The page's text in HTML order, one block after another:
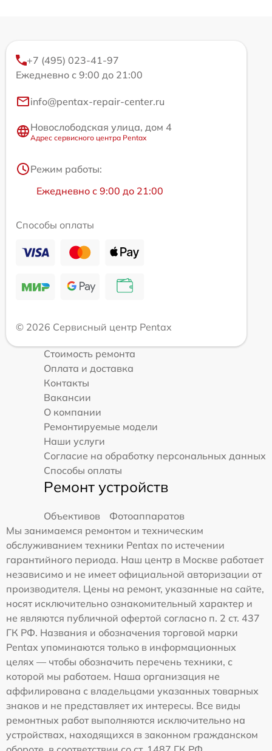
+7 (495) 023-41-97
Ежедневно с 9:00 до 21:00
info@pentax-repair-center.ru
Новослободская улица, дом 4
Адрес сервисного центра Pentax
Режим работы:
Ежедневно с 9:00 до 21:00
Способы оплаты
© 2026 Сервисный центр Pentax
Стоимость ремонта
Оплата и доставка
Контакты
Вакансии
О компании
Ремонтируемые модели
Наши услуги
Согласие на обработку персональных данных
Способы оплаты
Ремонт устройств
Объективов
Фотоаппаратов
Мы занимаемся ремонтом и техническим
обслуживанием техники Pentax по истечении
гарантийного периода. Наш центр в Москве работает
независимо и не имеет официальной авторизации от
производителя. Цены на ремонт, указанные на сайте,
носят исключительно ознакомительный характер и
не являются публичной офертой согласно п. 2 ст. 437
ГК РФ. Названия и обозначения торговой марки
Pentax упоминаются только в информационных
целях — чтобы обозначить перечень техники, с
которой мы работаем. Наша организация не
аффилирована с владельцами указанных товарных
знаков и не представляет их интересы. Все виды
ремонтных работ выполняются исключительно на
устройствах, находящихся в законном гражданском